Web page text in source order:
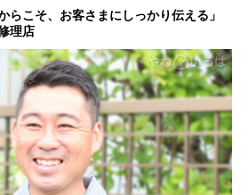
らこそ、お客さまにしっかり伝える」
理店